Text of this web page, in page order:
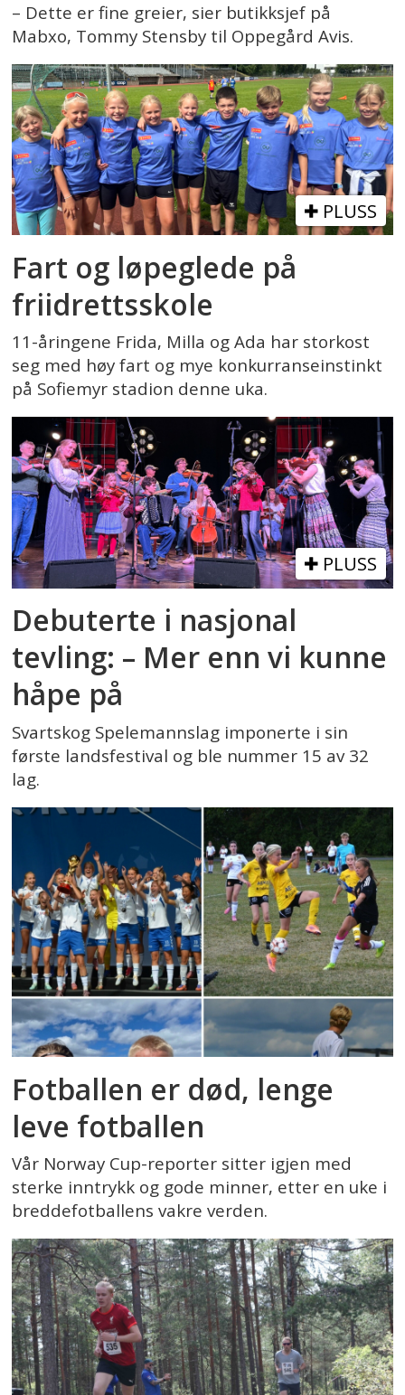
– Dette er fine greier, sier butikksjef på
Mabxo, Tommy Stensby til Oppegård Avis.
PLUSS
Fart og løpeglede på
friidrettsskole
11-åringene Frida, Milla og Ada har storkost
seg med høy fart og mye konkurranseinstinkt
på Sofiemyr stadion denne uka.
PLUSS
Debuterte i nasjonal
tevling: – Mer enn vi kunne
håpe på
Svartskog Spelemannslag imponerte i sin
første landsfestival og ble nummer 15 av 32
lag.
Fotballen er død, lenge
leve fotballen
Vår Norway Cup-reporter sitter igjen med
sterke inntrykk og gode minner, etter en uke i
breddefotballens vakre verden.